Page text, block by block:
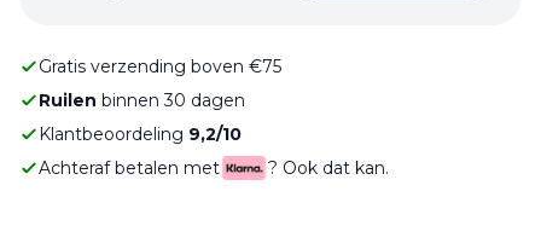
Gratis verzending boven €75
Ruilen binnen 30 dagen
Klantbeoordeling 9,2/10
Achteraf betalen met
? Ook dat kan.